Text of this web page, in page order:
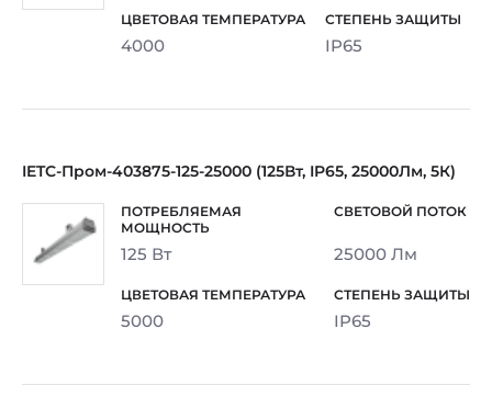
4000 IP65
IETC-Пром-403875-125-25000 (125Вт, IP65, 25000Лм, 5К)
125 Вт 25000 Лм
5000 IP65